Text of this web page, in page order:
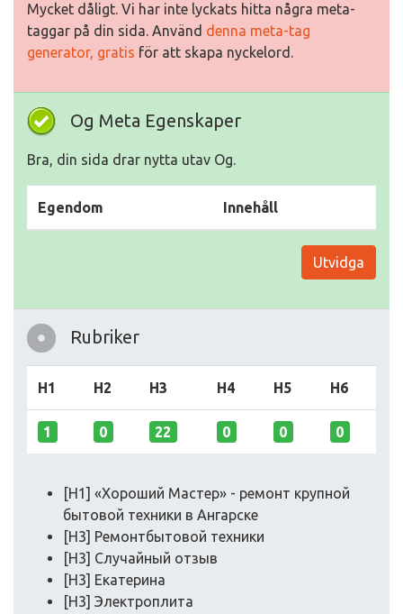
Mycket dåligt. Vi har inte lyckats hitta några meta-
taggar på din sida. Använd denna meta-tag
generator, gratis för att skapa nyckelord.
Og Meta Egenskaper
Bra, din sida drar nytta utav Og.
Egendom Innehåll
Utvidga
Rubriker
H1 H2 H3 H4 H5 H6
1 0 22 0 0 0
[H1] «Хороший Мастер» - ремонт крупной
бытовой техники в Ангарске
[H3] Ремонтбытовой техники
[H3] Случайный отзыв
[H3] Екатерина
[H3] Электроплита